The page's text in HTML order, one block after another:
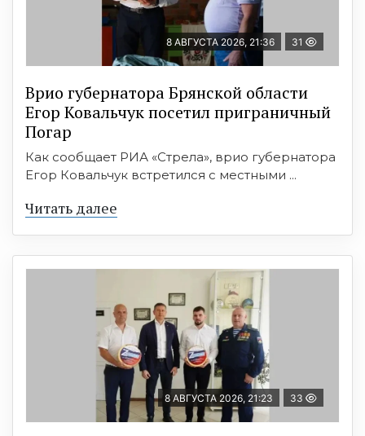
8 АВГУСТА 2026, 21:36 31
Врио губернатора Брянской области
Егор Ковальчук посетил приграничный
Погар
Как сообщает РИА «Стрела», врио губернатора
Егор Ковальчук встретился с местными ...
Читать далее
8 АВГУСТА 2026, 21:23 33